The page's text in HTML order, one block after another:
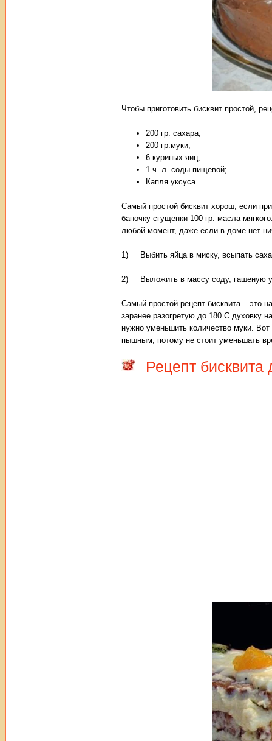
Чтобы приготовить бисквит простой,
200 гр. сахара;
200 гр.муки;
6 куриных яиц;
1 ч. л. соды пищевой;
Капля уксуса.
Самый простой бисквит хорош, если
баночку сгущенки 100 гр. масла
любой момент, даже если в доме нет
1) Выбить яйца в миску, всыпать
2) Выложить в массу соду, гашеную
Самый простой рецепт бисквита – это
заранее разогретую до 180 С духовку
нужно уменьшить количество муки. Вот
пышным, потому не стоит уменьшать
Рецепт бисквита